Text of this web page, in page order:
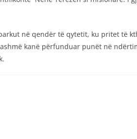
në qendër të qytetit, ku pritet të
kanë përfunduar punët në